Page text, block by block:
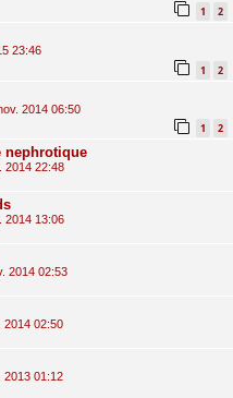
1 2
23:46
1 2
2014 06:50
1 2
nephrotique
2014 22:48
2014 13:06
2014 02:53
2014 02:50
2013 01:12